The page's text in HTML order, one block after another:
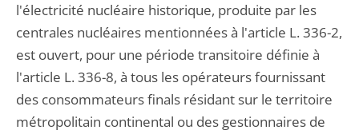
l'électricité nucléaire historique, produite par les
centrales nucléaires mentionnées à l'article L. 336-2,
est ouvert, pour une période transitoire définie à
l'article L. 336-8, à tous les opérateurs fournissant
des consommateurs finals résidant sur le territoire
métropolitain continental ou des gestionnaires de